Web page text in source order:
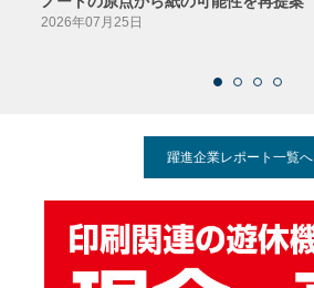
2026年07月25日
躍進企業レポート一覧へ